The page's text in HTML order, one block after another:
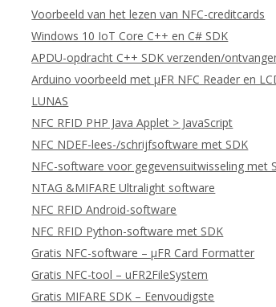
Voorbeeld van het lezen van NFC-creditcards
Windows 10 IoT Core C++ en C# SDK
APDU-opdracht C++ SDK verzenden/
Arduino voorbeeld met μFR NFC Reader en
LUNAS
NFC RFID PHP Java Applet > JavaScript
NFC NDEF-lees-/schrijfsoftware met SDK
NFC-software voor gegevensuitwisseling met
NTAG &MIFARE Ultralight software
NFC RFID Android-software
NFC RFID Python-software met SDK
Gratis NFC-software – μFR Card Formatter
Gratis NFC-tool – uFR2FileSystem
Gratis MIFARE SDK – Eenvoudigste